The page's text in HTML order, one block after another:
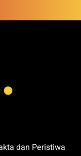
dan Peristiwa